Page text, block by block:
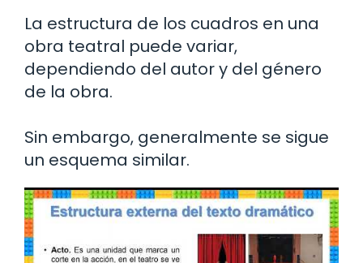
La estructura de los cuadros en una
obra teatral puede variar,
dependiendo del autor y del género
de la obra.
Sin embargo, generalmente se sigue
un esquema similar.